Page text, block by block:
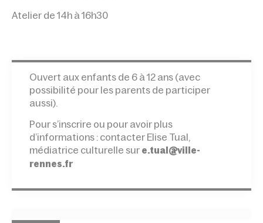
Atelier de 14h à 16h30
Ouvert aux enfants de 6 à 12 ans (avec
possibilité pour les parents de participer
aussi).
Pour s’inscrire ou pour avoir plus
d’informations : contacter Elise Tual,
médiatrice culturelle sur e.tual@ville-
rennes.fr